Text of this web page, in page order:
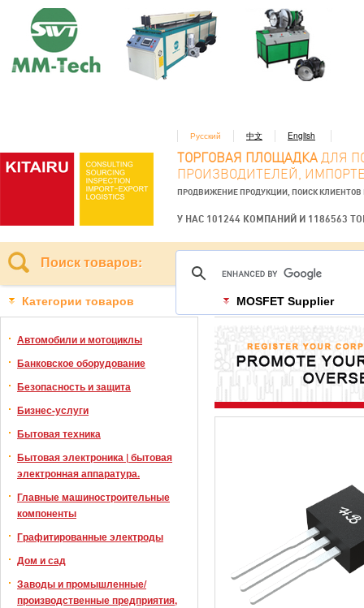
Русский 中文 English
ТОРГОВАЯ ПЛОЩАДКА ДЛЯ
ПРОИЗВОДИТЕЛЕЙ,
ПРОДВИЖЕНИЕ ПРОДУКЦИИ, ПОИСК КЛИЕНТОВ
У НАС 101244 КОМПАНИЙ И 1186563
Поиск товаров:
Категории товаров
Автомобили и мотоциклы
Банковское оборудование
Безопасность и защита
Бизнес-услуги
Бытовая техника
Бытовая электроника | бытовая
электронная аппаратура.
Главные машиностроительные
компоненты
Графитированные электроды
Дом и сад
Заводы и промышленные/
производственные предприятия,
MOSFET Supplier